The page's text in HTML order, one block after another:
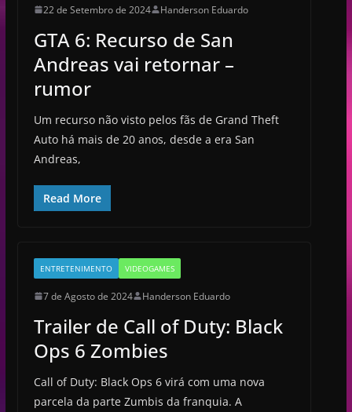
22 de Setembro de 2024 Handerson Eduardo
GTA 6: Recurso de San
Andreas vai retornar –
rumor
Um recurso não visto pelos fãs de Grand Theft
Auto há mais de 20 anos, desde a era San
Andreas,
Read More
ENTRETENIMENTO VIDEOGAMES
7 de Agosto de 2024 Handerson Eduardo
Trailer de Call of Duty: Black
Ops 6 Zombies
Call of Duty: Black Ops 6 virá com uma nova
parcela da parte Zumbis da franquia. A